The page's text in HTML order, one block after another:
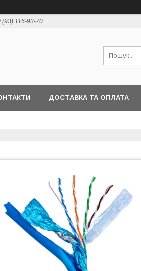
(93) 116-93-70
ДОСТАВКА ТА ОПЛАТА